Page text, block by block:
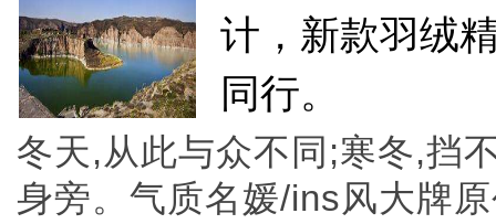
计，新款羽绒
同行。
冬天,从此与众不同;寒冬,挡
身旁。气质名媛/ins风大牌